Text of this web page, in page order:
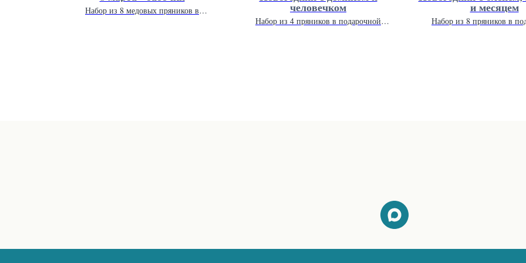
Набор из 8 медовых пряников в человечком
Набор из 4 пряников в подарочной
и месяцем
Набор из 8 пряников в